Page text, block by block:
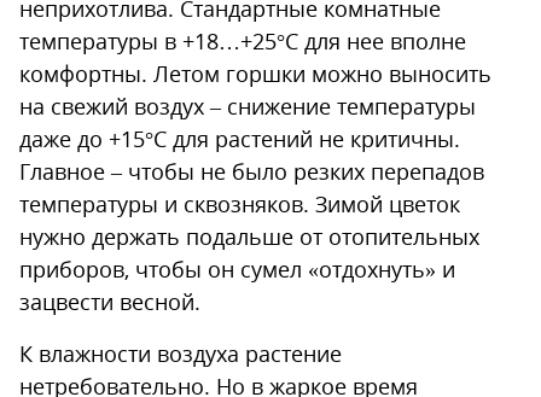
неприхотлива. Стандартные комнатные
температуры в +18…+25°С для нее вполне
комфортны. Летом горшки можно выносить
на свежий воздух – снижение температуры
даже до +15°С для растений не критичны.
Главное – чтобы не было резких перепадов
температуры и сквозняков. Зимой цветок
нужно держать подальше от отопительных
приборов, чтобы он сумел «отдохнуть» и
зацвести весной.
К влажности воздуха растение
нетребовательно. Но в жаркое время